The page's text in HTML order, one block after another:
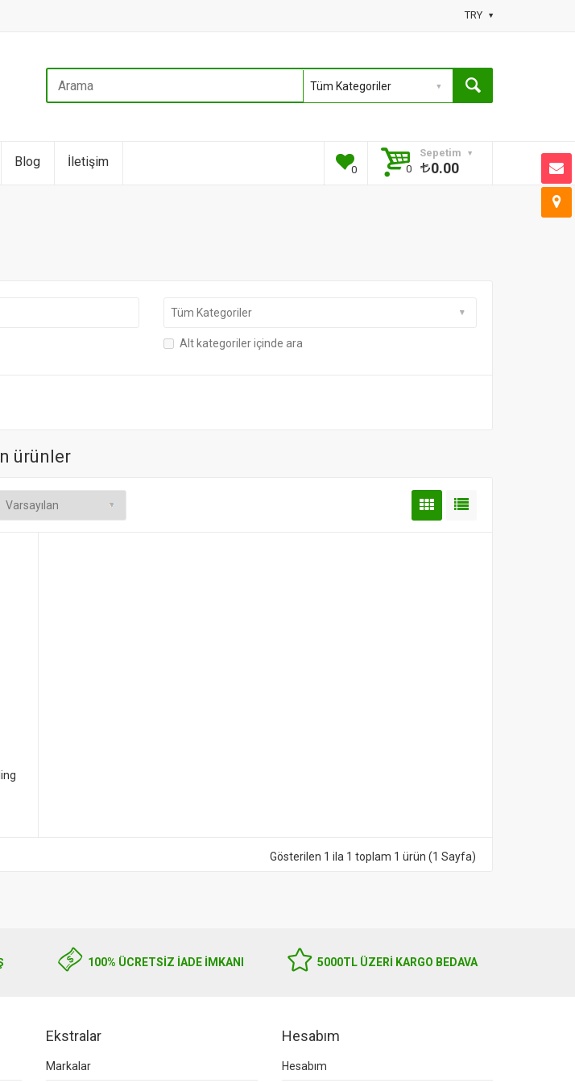
TRY
Blog İletişim
0
Sepetim
0
0.00
Alt kategoriler içinde ara
ürünler
Gösterilen 1 ila 1 toplam 1 ürün (1 Sayfa)
100% ÜCRETSİZ İADE İMKANI 5000TL ÜZERI KARGO BEDAVA
Ekstralar
Markalar
Hesabım
Hesabım